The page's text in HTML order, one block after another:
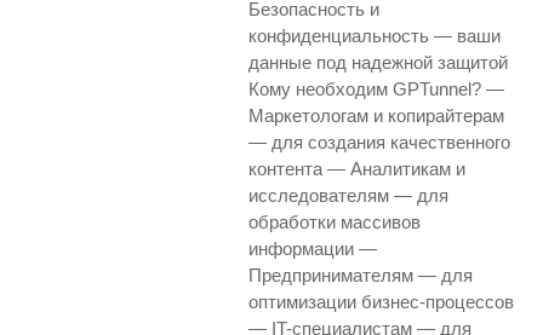
Безопасность и
конфиденциальность — ваши
данные под надежной защитой
Кому необходим GPTunnel? —
Маркетологам и копирайтерам
— для создания качественного
контента — Аналитикам и
исследователям — для
обработки массивов
информации —
Предпринимателям — для
оптимизации бизнес-процессов
— IT-специалистам — для